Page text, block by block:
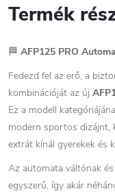
Termék
🏁 AFP125 PRO
Fedezd fel az erő, a
kombinációját az új
Ez a modell
modern sportos dizájnt,
extrát kínál gyerekek és
Az automata váltónak
egyszerű, így akár